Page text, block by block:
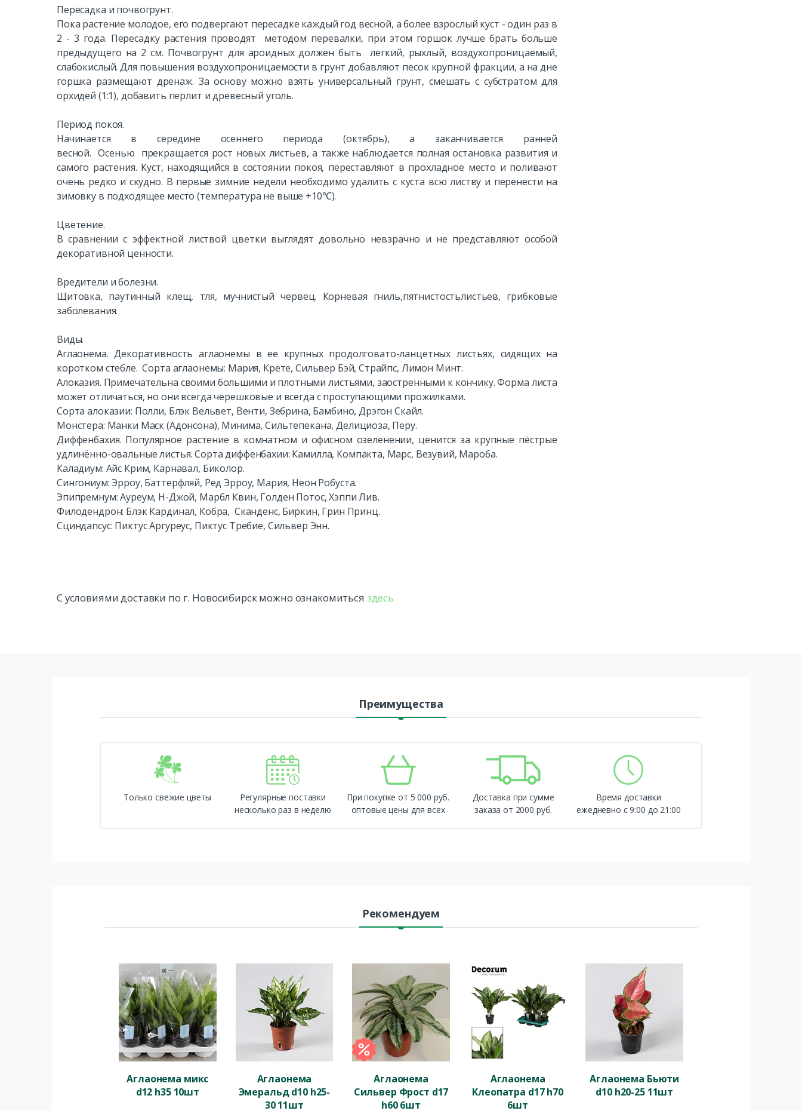
Пересадка и почвогрунт.
Пока растение молодое, его подвергают пересадке каждый год весной, а более взрослый куст - один раз в
2 - 3 года. Пересадку растения проводят методом перевалки, при этом горшок лучше брать больше
предыдущего на 2 см. Почвогрунт для ароидных должен быть легкий, рыхлый, воздухопроницаемый,
слабокислый. Для повышения воздухопроницаемости в грунт добавляют песок крупной фракции, а на дне
горшка размещают дренаж. За основу можно взять универсальный грунт, смешать с субстратом для
орхидей (1:1), добавить перлит и древесный уголь.
Период покоя.
Начинается в середине осеннего периода (октябрь), а заканчивается ранней
весной. Осенью прекращается рост новых листьев, а также наблюдается полная остановка развития и
самого растения. Куст, находящийся в состоянии покоя, переставляют в прохладное место и поливают
очень редко и скудно. В первые зимние недели необходимо удалить с куста всю листву и перенести на
зимовку в подходящее место (температура не выше +10℃).
Цветение.
В сравнении с эффектной листвой цветки выглядят довольно невзрачно и не представляют особой
декоративной ценности.
Вредители и болезни.
Щитовка, паутинный клещ, тля, мучнистый червец. Корневая гниль,пятнистостьлистьев, грибковые
заболевания.
Виды.
Аглаонема. Декоративность аглаонемы в ее крупных продолговато-ланцетных листьях, сидящих на
коротком стебле. Сорта аглаонемы: Мария, Крете, Сильвер Бэй, Страйпс, Лимон Минт.
Алоказия. Примечательна своими большими и плотными листьями, заостренными к кончику. Форма листа
может отличаться, но они всегда черешковые и всегда с проступающими прожилками.
Сорта алоказии: Полли, Блэк Вельвет, Венти, Зебрина, Бамбино, Дрэгон Скайл.
Монстера: Манки Маск (Адонсона), Минима, Сильтепекана, Делициоза, Перу.
Диффенбахия. Популярное растение в комнатном и офисном озеленении, ценится за крупные пёстрые
удлинённо-овальные листья. Сорта диффенбахии: Камилла, Компакта, Марс, Везувий, Мароба.
Каладиум: Айс Крим, Карнавал, Биколор.
Сингониум: Эрроу, Баттерфляй, Ред Эрроу, Мария, Неон Робуста.
Эпипремнум: Ауреум, Н-Джой, Марбл Квин, Голден Потос, Хэппи Лив.
Филодендрон: Блэк Кардинал, Кобра, Сканденс, Биркин, Грин Принц.
Сциндапсус: Пиктус Аргуреус, Пиктус Требие, Сильвер Энн.
С условиями доставки по г. Новосибирск можно ознакомиться здесь
Преимущества
Только свежие цветы
Регулярные поставки
несколько раз в неделю
При покупке от 5 000 руб.
оптовые цены для всех
Доставка при сумме
заказа от 2000 руб.
Время доставки
ежедневно с 9:00 до 21:00
Рекомендуем
Аглаонема микс
d12 h35 10шт
Аглаонема
Эмеральд d10 h25-
30 11шт
Аглаонема
Сильвер Фрост d17
h60 6шт
Аглаонема
Клеопатра d17 h70
6шт
Аглаонема Бьюти
d10 h20-25 11шт